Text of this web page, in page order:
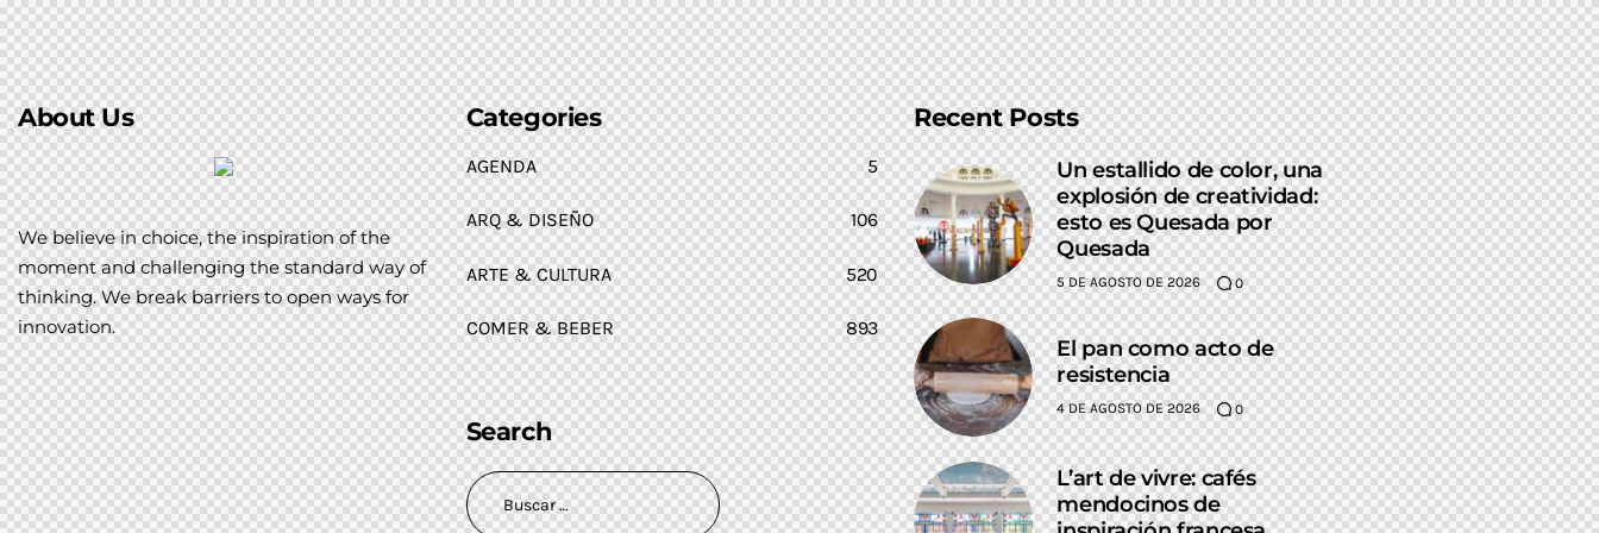
About Us
We believe in choice, the inspiration of the
moment and challenging the standard way of
thinking. We break barriers to open ways for
innovation.
Categories
AGENDA 5
ARQ & DISEÑO 106
ARTE & CULTURA 520
COMER & BEBER 893
Search
Recent Posts
Un estallido de color, una
explosión de creatividad:
esto es Quesada por
Quesada
5 DE AGOSTO DE 2026 0
El pan como acto de
resistencia
4 DE AGOSTO DE 2026 0
L’art de vivre: cafés
mendocinos de